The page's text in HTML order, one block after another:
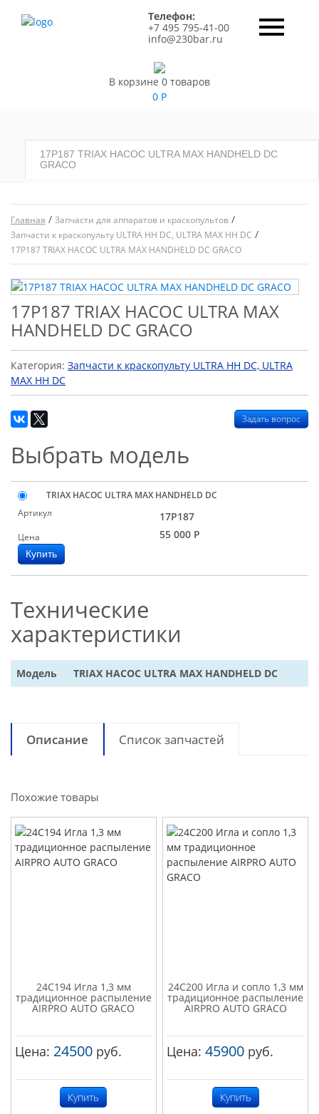
Телефон:
+7 495 795-41-00
info@230bar.ru
В корзине 0 товаров
0 Р
17P187 TRIAX НАСОС ULTRA MAX HANDHELD DC
GRACO
Главная / Запчасти для аппаратов и краскопультов /
Запчасти к краскопульту ULTRA HH DC, ULTRA MAX HH DC /
17P187 TRIAX НАСОС ULTRA MAX HANDHELD DC GRACO
17P187 TRIAX НАСОС ULTRA MAX
HANDHELD DC GRACO
Категория: Запчасти к краскопульту ULTRA HH DC, ULTRA
MAX HH DC
Задать вопрос
Выбрать модель
TRIAX НАСОС ULTRA MAX HANDHELD DC
Артикул
17P187
Цена 55 000 Р
Технические
характеристики
Модель TRIAX НАСОС ULTRA MAX HANDHELD DC
Описание Список запчастей
Похожие товары
24C194 Игла 1,3 мм
традиционное распыление
AIRPRO AUTO GRACO
Цена: 24500 руб.
Купить
24C200 Игла и сопло 1,3 мм
традиционное распыление
AIRPRO AUTO GRACO
Цена:45900 руб.
Купить